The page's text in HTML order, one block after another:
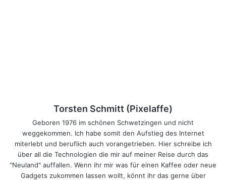
Torsten Schmitt (Pixelaffe)
Geboren 1976 im schönen Schwetzingen und nicht
weggekommen. Ich habe somit den Aufstieg des Internet
miterlebt und beruflich auch vorangetrieben. Hier schreibe ich
über all die Technologien die mir auf meiner Reise durch das
"Neuland" auffallen. Wenn ihr mir was für einen Kaffee oder neue
Gadgets zukommen lassen wollt, könnt ihr das gerne über